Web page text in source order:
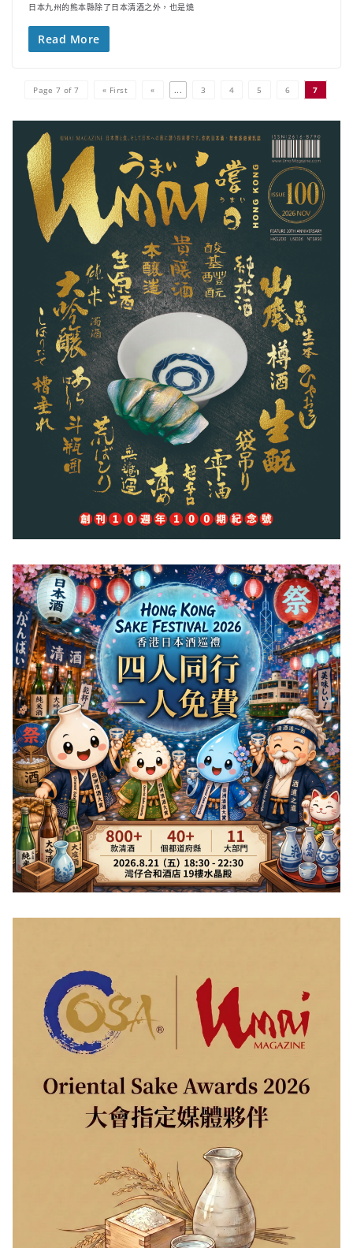
日本九州的熊本縣除了日本清酒之外，也是燒
Read More
Page 7 of 7 « First « ... 3 4 5 6 7